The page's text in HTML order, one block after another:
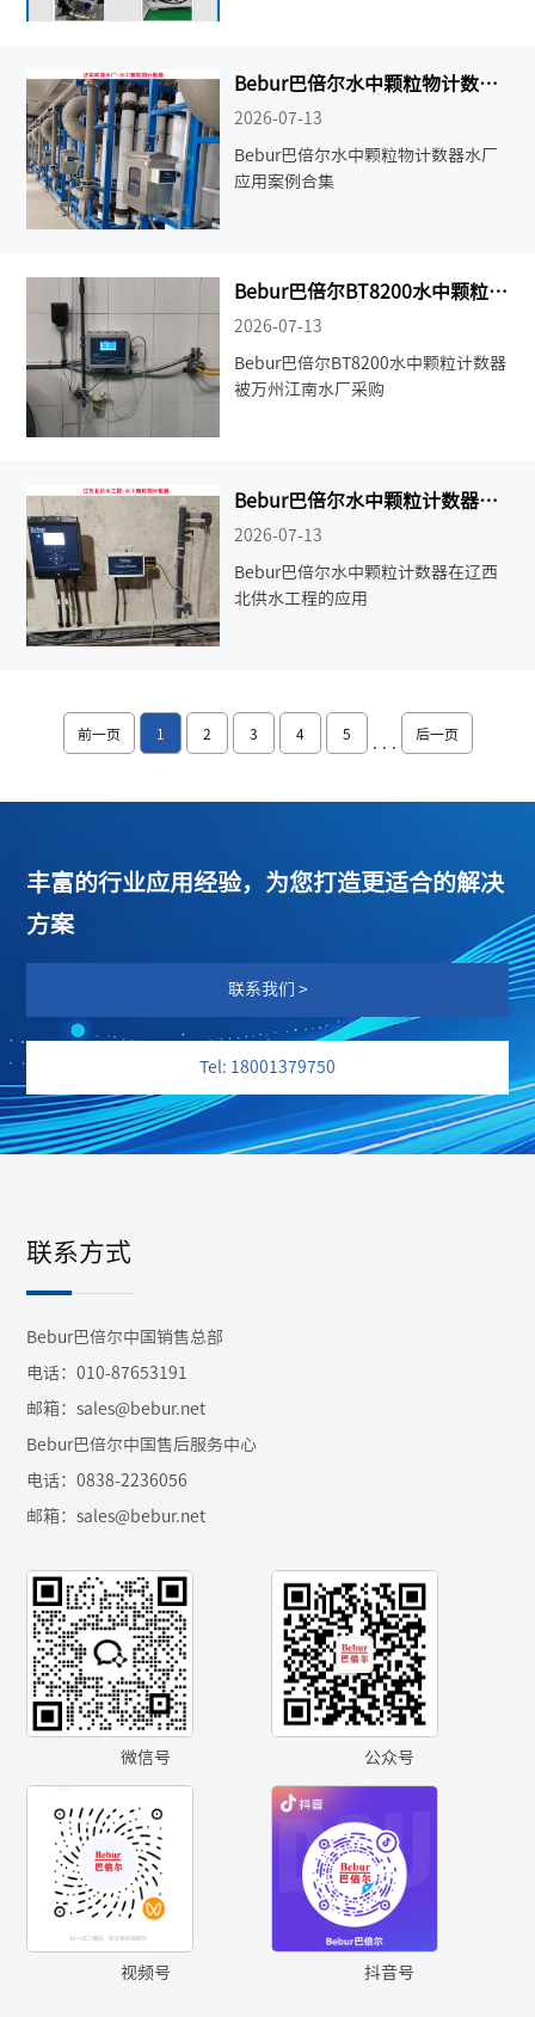
Bebur巴倍尔水中颗粒物计数器
2026-07-13
Bebur巴倍尔水中颗粒物计数器水厂
应用案例合集
Bebur巴倍尔BT8200水中颗粒计
2026-07-13
Bebur巴倍尔BT8200水中颗粒计数器
被万州江南水厂采购
Bebur巴倍尔水中颗粒计数器在
2026-07-13
Bebur巴倍尔水中颗粒计数器在辽西
北供水工程的应用
前一页 1 2 3 4 5
···
后一页
丰富的行业应用经验，为您打造更适合的解决
方案
联系我们 >
Tel: 18001379750
微信号 公众号
视频号 抖音号
联系方式
Bebur巴倍尔中国销售总部
电话：010-87653191
邮箱：sales@bebur.net
Bebur巴倍尔中国售后服务中心
电话：0838-2236056
邮箱：sales@bebur.net